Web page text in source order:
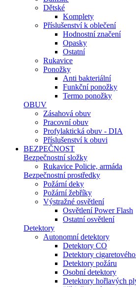
Dětské
Komplety
Příslušenství k oblečení
Hodnostní značení
Opasky
Ostatní
Rukavice
Ponožky
Anti bakteriální
Funkční ponožky
Termo ponožky
OBUV
Zásahová obuv
Pracovní obuv
Profylaktická obuv - DIA
Příslušenství k obuvi
BEZPEČNOST
Bezpečnostní složky
Rukavice Policie, armáda
Bezpečnostní prostředky
Požární deky
Požární žebříky
Výstražné osvětlení
Osvětlení Power Flash
Ostatní osvětlení
Detektory
Autonomní detektory
Detektory CO
Detektory
Detektory požáru
Osobní detektory
Detektory hořlavých